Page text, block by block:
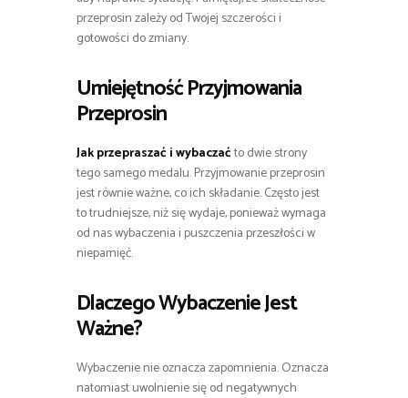
przeprosin zależy od Twojej szczerości i
gotowości do zmiany.
Umiejętność Przyjmowania
Przeprosin
Jak przepraszać i wybaczaćto dwie strony
tego samego medalu. Przyjmowanie przeprosin
jest równie ważne, co ich składanie. Często jest
to trudniejsze, niż się wydaje, ponieważ wymaga
od nas wybaczenia i puszczenia przeszłości w
niepamięć.
Dlaczego Wybaczenie Jest
Ważne?
Wybaczenie nie oznacza zapomnienia. Oznacza
natomiast uwolnienie się od negatywnych